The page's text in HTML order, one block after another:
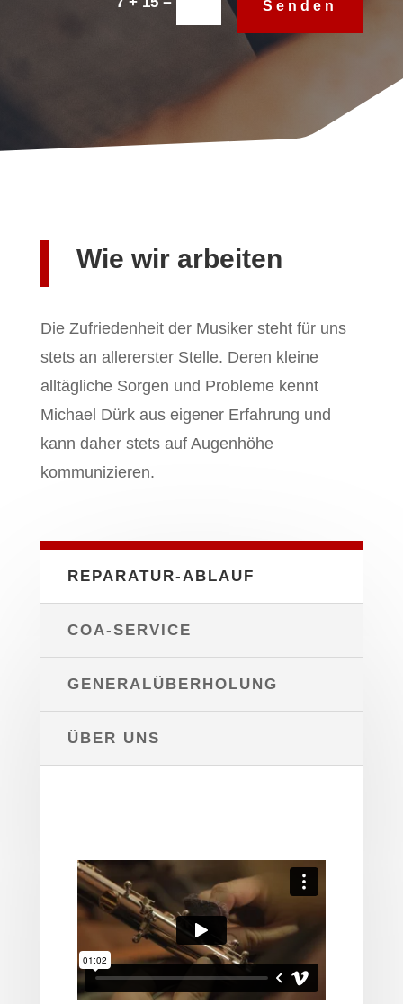
Senden
Wie wir arbeiten
Die Zufriedenheit der Musiker steht für uns
stets an allererster Stelle. Deren kleine
alltägliche Sorgen und Probleme kennt
Michael Dürk aus eigener Erfahrung und
kann daher stets auf Augenhöhe
kommunizieren.
REPARATUR-ABLAUF
COA-SERVICE
GENERALÜBERHOLUNG
ÜBER UNS